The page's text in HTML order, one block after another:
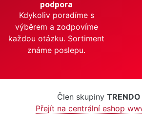
podpora
Kdykoliv poradíme s
výběrem a zodpovíme
každou otázku. Sortiment
známe poslepu.
Člen skupiny
Přejít na centrální eshop